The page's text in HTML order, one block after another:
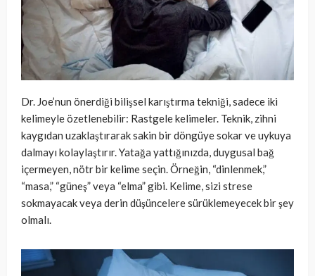
Dr. Joe’nun önerdiği bilişsel karıştırma tekniği, sadece iki
kelimeyle özetlenebilir: Rastgele kelimeler. Teknik, zihni
kaygıdan uzaklaştırarak sakin bir döngüye sokar ve uykuya
dalmayı kolaylaştırır. Yatağa yattığınızda, duygusal bağ
içermeyen, nötr bir kelime seçin. Örneğin, “dinlenmek,”
“masa,” “güneş” veya “elma” gibi. Kelime, sizi strese
sokmayacak veya derin düşüncelere sürüklemeyecek bir şey
olmalı.